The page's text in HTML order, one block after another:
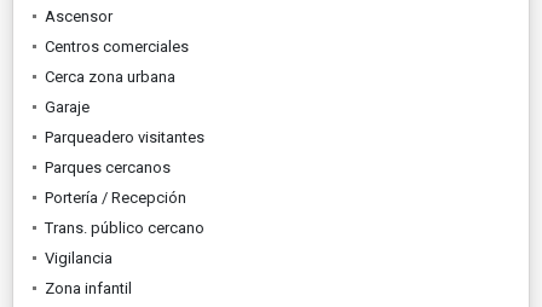
Ascensor
Centros comerciales
Cerca zona urbana
Garaje
Parqueadero visitantes
Parques cercanos
Portería / Recepción
Trans. público cercano
Vigilancia
Zona infantil